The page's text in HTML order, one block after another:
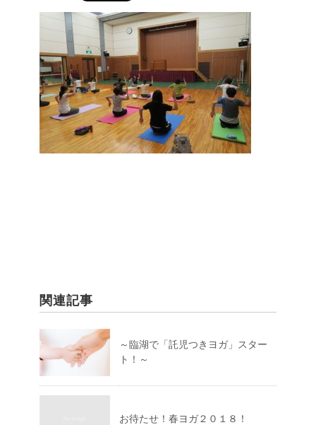
関連記事
～臨湖で「託児つきヨガ」スター
ト！～
お待たせ！春ヨガ２０１８！